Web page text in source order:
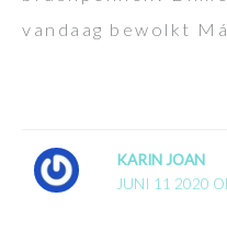
vandaag bewolkt
KARIN JOAN
JUNI 11 2020